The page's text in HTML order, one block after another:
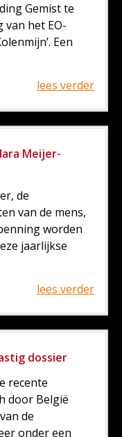
Gemist te
van het EO-
Een
lees verder
Meijer-
de
van de mens,
worden
jaarlijkse
lees verder
dossier
recente
door België
de
onder een